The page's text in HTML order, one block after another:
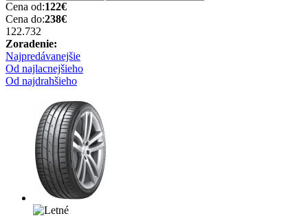
Cena od:122€
Cena do:238€
122.732
Zoradenie:
Najpredávanejšie
Od najlacnejšieho
Od najdrahšieho